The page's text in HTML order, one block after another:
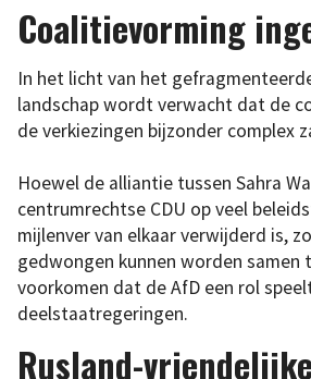
Coalitievorming
In het licht van het
landschap wordt verwacht dat de
de verkiezingen bijzonder complex
Hoewel de alliantie tussen Sahra
centrumrechtse CDU op veel
mijlenver van elkaar verwijderd is,
gedwongen kunnen worden samen
voorkomen dat de AfD een rol
deelstaatregeringen.
Rusland-